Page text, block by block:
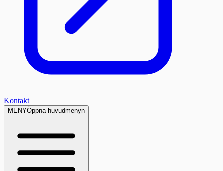
Kontakt
MENYÖppna huvudmenyn